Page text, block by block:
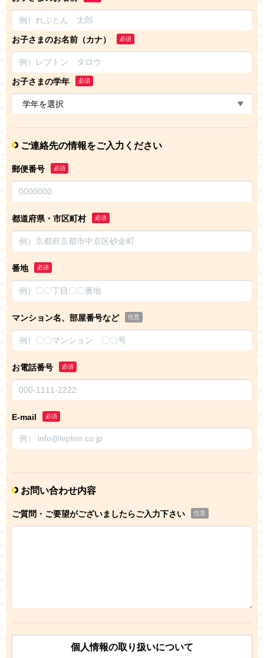
お子さまのお名前（カナ） 必須
お子さまの学年 必須
ご連絡先の情報をご入力ください
郵便番号 必須
都道府県・市区町村 必須
番地 必須
マンション名、部屋番号など 任意
お電話番号 必須
E-mail 必須
お問い合わせ内容
ご質問・ご要望がございましたらご入力下さい 任意
個人情報の取り扱いについて